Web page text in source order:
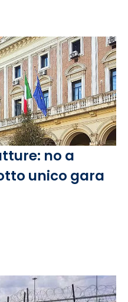
no a
unico gara